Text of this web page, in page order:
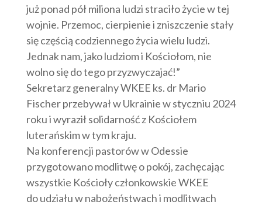
już ponad pół miliona ludzi straciło życie w tej
wojnie. Przemoc, cierpienie i zniszczenie stały
się częścią codziennego życia wielu ludzi.
Jednak nam, jako ludziom i Kościołom, nie
wolno się do tego przyzwyczajać!”
Sekretarz generalny WKEE ks. dr Mario
Fischer przebywał w Ukrainie w styczniu 2024
roku i wyraził solidarność z Kościołem
luterańskim w tym kraju.
Na konferencji pastorów w Odessie
przygotowano modlitwę o pokój, zachęcając
wszystkie Kościoły członkowskie WKEE
do udziału w nabożeństwach i modlitwach